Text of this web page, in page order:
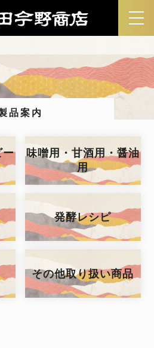
品案内
ー
味噌用・甘酒用・醤油
用
発酵レシピ
その他取り扱い商品